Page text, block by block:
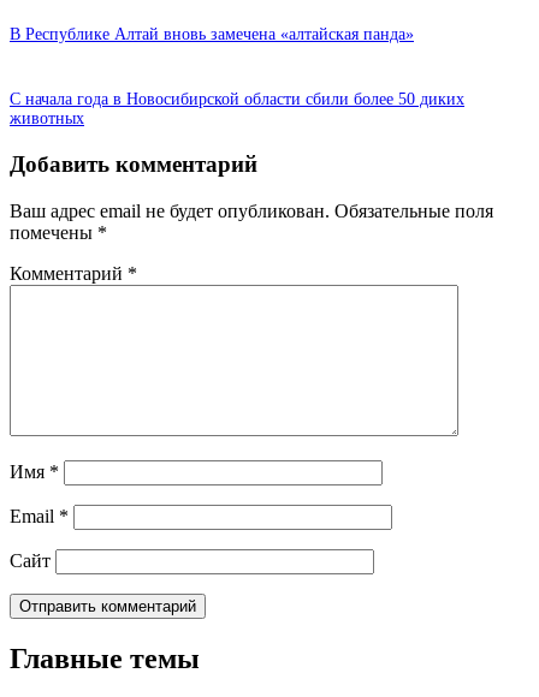
В Республике Алтай вновь замечена «алтайская панда»
С начала года в Новосибирской области сбили более 50 диких
животных
Добавить комментарий
Ваш адрес email не будет опубликован. Обязательные поля
помечены *
Комментарий *
Имя *
Email *
Сайт
Главные темы